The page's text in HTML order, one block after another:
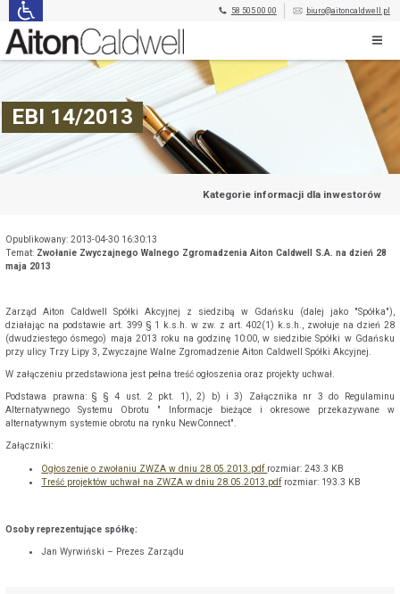
58 505 00 00 biuro@aitoncaldwell.pl
EBI 14/2013
Kategorie informacji dla inwestorów
Opublikowany: 2013-04-30 16:30:13
Temat: Zwołanie Zwyczajnego Walnego Zgromadzenia Aiton Caldwell S.A. na dzień 28
maja 2013
Zarząd Aiton Caldwell Spółki Akcyjnej z siedzibą w Gdańsku (dalej jako "Spółka"),
działając na podstawie art. 399 § 1 k.s.h. w zw. z art. 402(1) k.s.h., zwołuje na dzień 28
(dwudziestego ósmego) maja 2013 roku na godzinę 10:00, w siedzibie Spółki w Gdańsku
przy ulicy Trzy Lipy 3, Zwyczajne Walne Zgromadzenie Aiton Caldwell Spółki Akcyjnej.
W załączeniu przedstawiona jest pełna treść ogłoszenia oraz projekty uchwał.
Podstawa prawna: § § 4 ust. 2 pkt. 1), 2) b) i 3) Załącznika nr 3 do Regulaminu
Alternatywnego Systemu Obrotu " Informacje bieżące i okresowe przekazywane w
alternatywnym systemie obrotu na rynku NewConnect".
Załączniki:
Ogłoszenie o zwołaniu ZWZA w dniu 28.05.2013.pdf rozmiar: 243.3 KB
Treść projektów uchwał na ZWZA w dniu 28.05.2013.pdfrozmiar: 193.3 KB
Osoby reprezentujące spółkę:
Jan Wyrwiński – Prezes Zarządu